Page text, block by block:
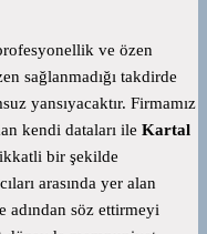
ve özen
sağlanmadığı takdirde
yansıyacaktır. Firmamız
kendi dataları ile Kartal
bir şekilde
arasında yer alan
adından söz ettirmeyi